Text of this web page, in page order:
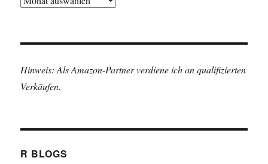
Hinweis: Als Amazon-Partner verdiene ich an qualifizierten
Verkäufen.
R BLOGS